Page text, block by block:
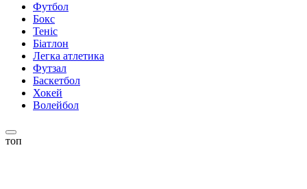
Футбол
Бокс
Теніс
Біатлон
Легка атлетика
Футзал
Баскетбол
Хокей
Волейбол
топ